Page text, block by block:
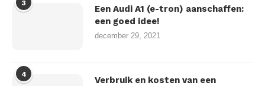
3
Een Audi A1 (e-tron) aanschaffen:
een goed idee!
december 29, 2021
4
Verbruik en kosten van een